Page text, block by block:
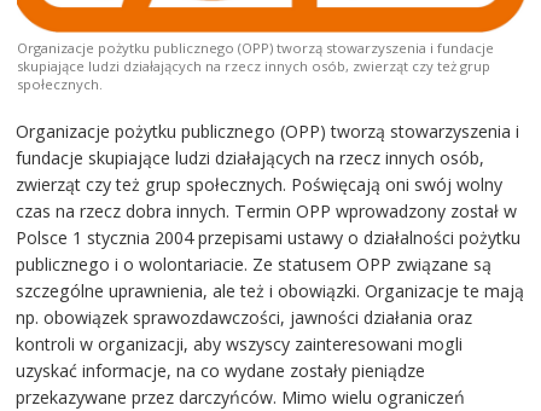
Organizacje pożytku publicznego (OPP) tworzą stowarzyszenia i fundacje
skupiające ludzi działających na rzecz innych osób, zwierząt czy też grup
społecznych.
Organizacje pożytku publicznego (OPP) tworzą stowarzyszenia i
fundacje skupiające ludzi działających na rzecz innych osób,
zwierząt czy też grup społecznych. Poświęcają oni swój wolny
czas na rzecz dobra innych. Termin OPP wprowadzony został w
Polsce 1 stycznia 2004 przepisami ustawy o działalności pożytku
publicznego i o wolontariacie. Ze statusem OPP związane są
szczególne uprawnienia, ale też i obowiązki. Organizacje te mają
np. obowiązek sprawozdawczości, jawności działania oraz
kontroli w organizacji, aby wszyscy zainteresowani mogli
uzyskać informacje, na co wydane zostały pieniądze
przekazywane przez darczyńców. Mimo wielu ograniczeń